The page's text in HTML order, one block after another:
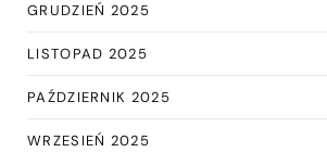
GRUDZIEŃ 2025
LISTOPAD 2025
PAŹDZIERNIK 2025
WRZESIEŃ 2025